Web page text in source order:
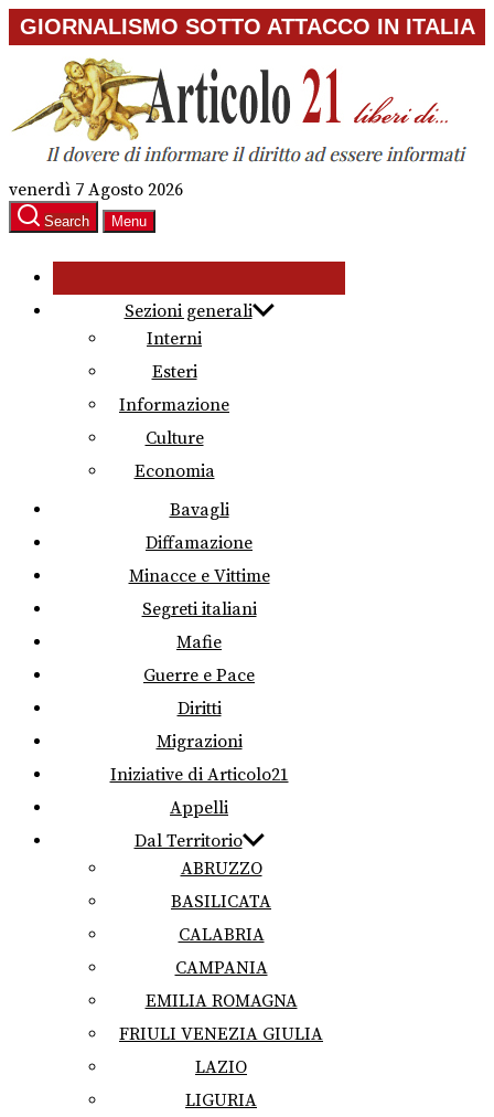
Skip
to
content
GIORNALISMO SOTTO ATTACCO IN ITALIA
venerdì 7 Agosto 2026
Search Menu
Sezioni generali
Interni
Esteri
Informazione
Culture
Economia
Bavagli
Diffamazione
Minacce e Vittime
Segreti italiani
Mafie
Guerre e Pace
Diritti
Migrazioni
Iniziative di Articolo21
Appelli
Dal Territorio
ABRUZZO
BASILICATA
CALABRIA
CAMPANIA
EMILIA ROMAGNA
FRIULI VENEZIA GIULIA
LAZIO
LIGURIA